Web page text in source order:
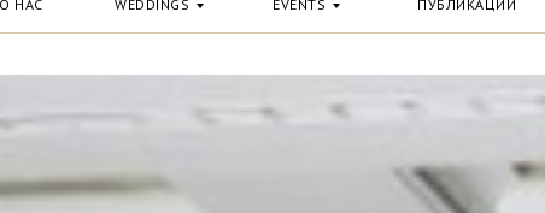
О НАС ПУБЛИКАЦИИ
EVENTS
WEDDINGS